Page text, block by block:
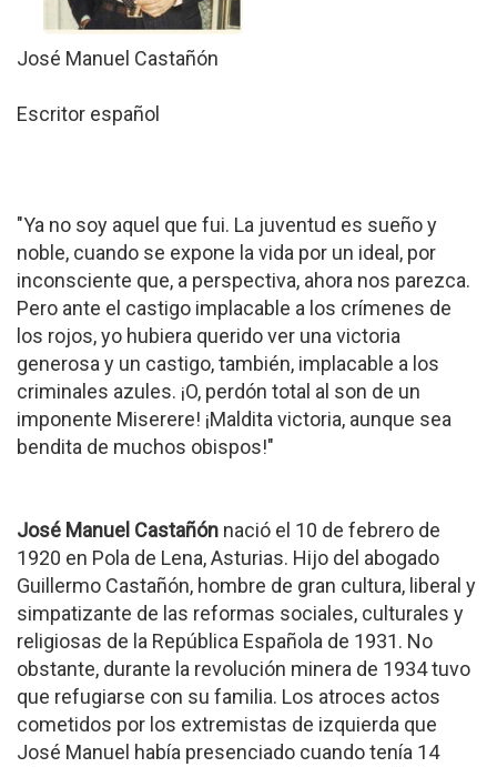
José Manuel Castañón
Escritor español
"Ya no soy aquel que fui. La juventud es sueño y
noble, cuando se expone la vida por un ideal, por
inconsciente que, a perspectiva, ahora nos parezca.
Pero ante el castigo implacable a los crímenes de
los rojos, yo hubiera querido ver una victoria
generosa y un castigo, también, implacable a los
criminales azules. ¡O, perdón total al son de un
imponente Miserere! ¡Maldita victoria, aunque sea
bendita de muchos obispos!"
José Manuel Castañón nació el 10 de febrero de
1920 en Pola de Lena, Asturias. Hijo del abogado
Guillermo Castañón, hombre de gran cultura, liberal y
simpatizante de las reformas sociales, culturales y
religiosas de la República Española de 1931. No
obstante, durante la revolución minera de 1934 tuvo
que refugiarse con su familia. Los atroces actos
cometidos por los extremistas de izquierda que
José Manuel había presenciado cuando tenía 14